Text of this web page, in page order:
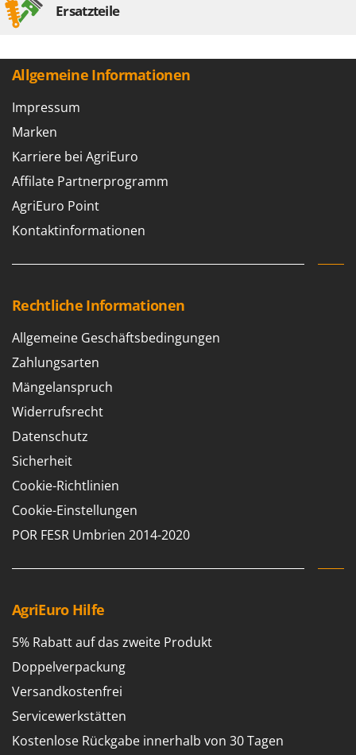
Ersatzteile
Allgemeine Informationen
Impressum
Marken
Karriere bei AgriEuro
Affilate Partnerprogramm
AgriEuro Point
Kontaktinformationen
Rechtliche Informationen
Allgemeine Geschäftsbedingungen
Zahlungsarten
Mängelanspruch
Widerrufsrecht
Datenschutz
Sicherheit
Cookie-Richtlinien
Cookie-Einstellungen
POR FESR Umbrien 2014-2020
AgriEuro Hilfe
5% Rabatt auf das zweite Produkt
Doppelverpackung
Versandkostenfrei
Servicewerkstätten
Kostenlose Rückgabe innerhalb von 30 Tagen